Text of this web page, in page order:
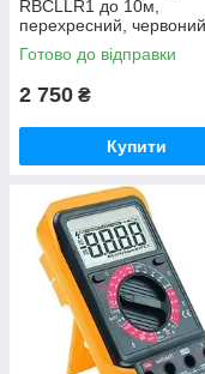
RBCLLR1 до 10м,
перехресний, червоний
промінь (5133004863)
Готово до відправки
2 750 ₴
Купити